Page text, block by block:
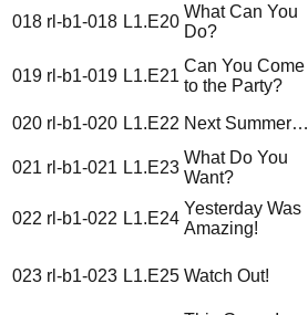
018 rl-b1-018 L1.E20
What Can You
Do?
019 rl-b1-019 L1.E21
Can You Come
to the Party?
020 rl-b1-020 L1.E22 Next Summer…
021 rl-b1-021 L1.E23
What Do You
Want?
022 rl-b1-022 L1.E24
Yesterday Was
Amazing!
023 rl-b1-023 L1.E25 Watch Out!